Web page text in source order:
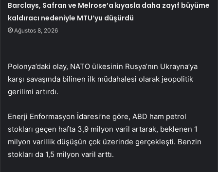
Barclays, Safran ve Melrose’a kıyasla daha zayıf büyüme
kaldıracı nedeniyle MTU’yu düşürdü
Ağustos 8, 2026
Polonya’daki olay, NATO ülkesinin Rusya’nın Ukrayna’ya
karşı savaşında bilinen ilk müdahalesi olarak jeopolitik
gerilimi artırdı.
Enerji Enformasyon İdaresi’ne göre, ABD ham petrol
stokları geçen hafta 3,9 milyon varil artarak, beklenen 1
milyon varillik düşüşün çok üzerinde gerçekleşti. Benzin
stokları da 1,5 milyon varil arttı.